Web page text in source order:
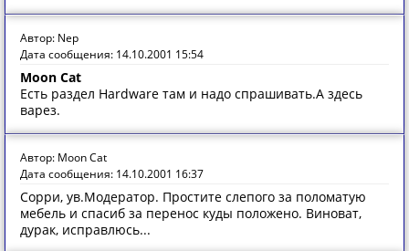
Автор: Nep
Дата сообщения: 14.10.2001 15:54
Moon Cat
Есть раздел Hardware там и надо спрашивать.А здесь
варез.
Автор: Moon Cat
Дата сообщения: 14.10.2001 16:37
Сорри, ув.Модератор. Простите слепого за поломатую
мебель и спасиб за перенос куды положено. Виноват,
дурак, исправлюсь...